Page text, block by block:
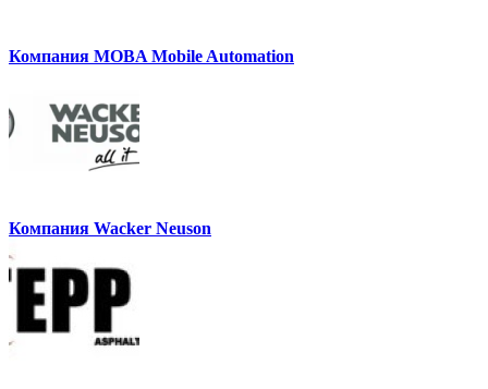
Компания MOBA Mobile Automation
Компания Wacker Neuson